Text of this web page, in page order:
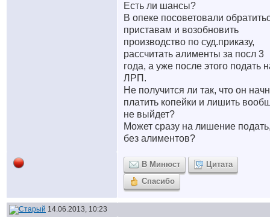
Есть ли шансы?
В опеке посоветовали
приставам и возобновить
производство по суд.приказу,
рассчитать алименты за посл 3
года, а уже после этого подать
ЛРП.
Не получится ли так, что он
платить копейки и лишить
не выйдет?
Может сразу на лишение
без алиментов?
В Минюст
Цитата
Спасибо
14.06.2013, 10:23